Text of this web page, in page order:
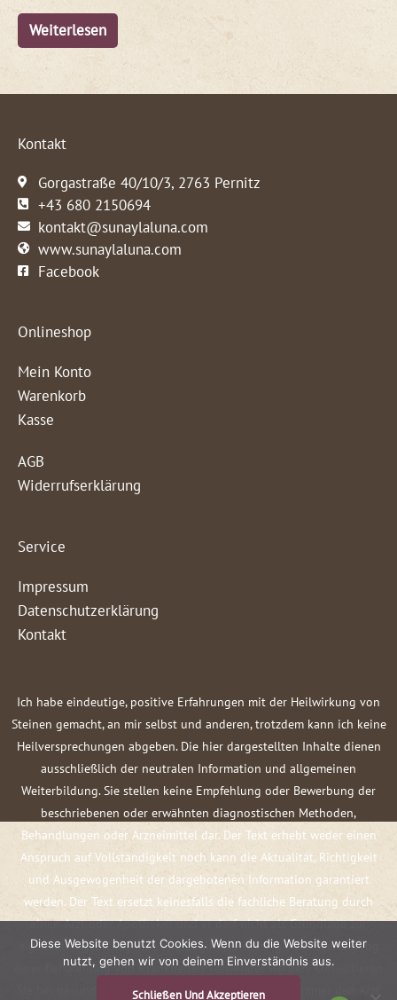
Weiterlesen
Kontakt
Gorgastraße 40/10/3, 2763 Pernitz
+43 680 2150694
kontakt@sunaylaluna.com
www.sunaylaluna.com
Facebook
Onlineshop
Mein Konto
Warenkorb
Kasse
AGB
Widerrufserklärung
Service
Impressum
Datenschutzerklärung
Kontakt
Ich habe eindeutige, positive Erfahrungen mit der Heilwirkung von
Steinen gemacht, an mir selbst und anderen, trotzdem kann ich keine
Heilversprechungen abgeben. Die hier dargestellten Inhalte dienen
ausschließlich der neutralen Information und allgemeinen
Weiterbildung. Sie stellen keine Empfehlung oder Bewerbung der
beschriebenen oder erwähnten diagnostischen Methoden,
Behandlungen oder Arzneimittel dar. Der Text erhebt weder einen
Anspruch auf Vollständigkeit noch kann die Aktualität, Richtigkeit
und Ausgewogenheit der dargebotenen Information garantiert
werden. Der Text ersetzt keinesfalls die fachliche Beratung durch
einen Arzt oder Apotheker und er darf nicht als Grundlage zur
eigenständigen Diagnose und Beginn, Änderung oder Beendigung
einer Behandlung von Krankheiten verwendet werden. Konsultieren
Sie bei gesundheitlichen Fragen oder Beschwerden immer den Arzt
Diese Website benutzt Cookies. Wenn du die Website weiter
nutzt, gehen wir von deinem Einverständnis aus.
Schließen Und Akzeptieren